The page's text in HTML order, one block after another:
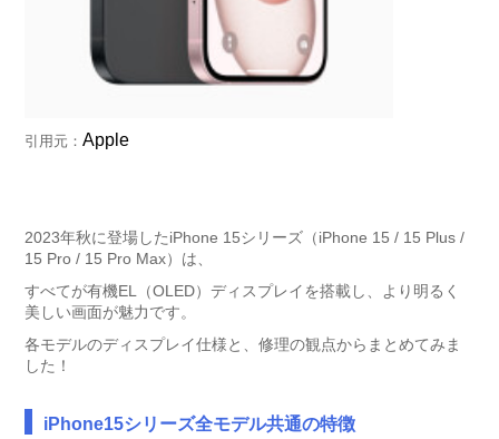
引用元： Apple
2023年秋に登場したiPhone 15シリーズ（iPhone 15 / 15 Plus /
15 Pro / 15 Pro Max）は、
すべてが有機EL（OLED）ディスプレイを搭載し、より明るく
美しい画面が魅力です。
各モデルのディスプレイ仕様と、修理の観点からまとめてみま
した！
iPhone15シリーズ全モデル共通の特徴